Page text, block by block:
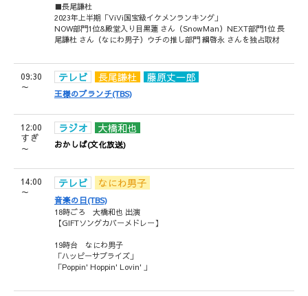
■長尾謙杜
2023年上半期「ViVi国宝級イケメンランキング」
NOW部門1位&殿堂入り目黒蓮 さん（SnowMan）NEXT部門1位 長
尾謙杜 さん（なにわ男子）ウチの推し部門 綱啓永 さんを独占取材
09:30
～
テレビ 長尾謙杜 藤原丈一郎
王様のブランチ(TBS)
12:00
すぎ
～
ラジオ 大橋和也
おかしば(文化放送)
14:00
～
テレビ なにわ男子
音楽の日(TBS)
18時ごろ 大橋和也 出演
【GIFTソングカバーメドレー】
19時台 なにわ男子
「ハッピーサプライズ」
「Poppin' Hoppin' Lovin' 」